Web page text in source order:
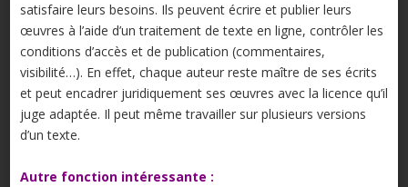
satisfaire leurs besoins. Ils peuvent écrire et publier leurs
œuvres à l’aide d’un traitement de texte en ligne, contrôler les
conditions d’accès et de publication (commentaires,
visibilité…). En effet, chaque auteur reste maître de ses écrits
et peut encadrer juridiquement ses œuvres avec la licence qu’il
juge adaptée. Il peut même travailler sur plusieurs versions
d’un texte.
Autre fonction intéressante :